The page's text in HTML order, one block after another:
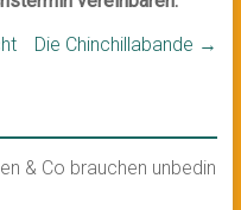
Die Chinchillabande →
& Co brauchen unbedingt